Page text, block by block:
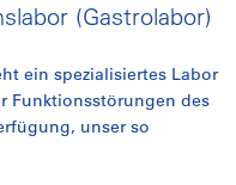
(Gastrolabor)
ein spezialisiertes Labor
Funktionsstörungen des
unser so